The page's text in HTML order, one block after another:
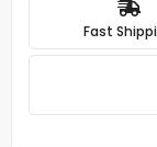
Fast